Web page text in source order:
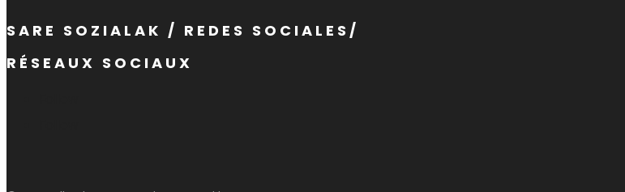
SARE SOZIALAK / REDES SOCIALES/
RÉSEAUX SOCIAUX